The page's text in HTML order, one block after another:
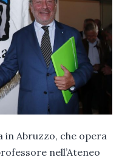
in Abruzzo, che opera
nell’Ateneo